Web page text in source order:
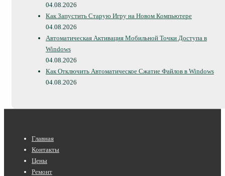
04.08.2026
Как Запустить Старую Игру на Новом Компьютере
04.08.2026
Автоматическая Активация Мобильной Точки Доступа в
Windows
04.08.2026
Как Отключить Автоматическое Сжатие Файлов в Windows
04.08.2026
Нижнее
меню
Главная
Контакты
Цены
Ремонт